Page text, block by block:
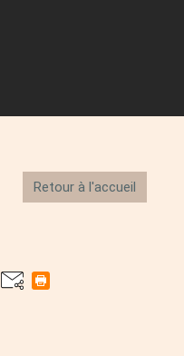
Retour à l'accueil